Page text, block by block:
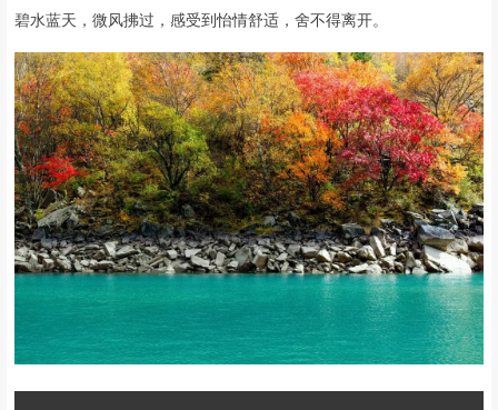
碧水蓝天，微风拂过，感受到怡情舒适，舍不得离开。